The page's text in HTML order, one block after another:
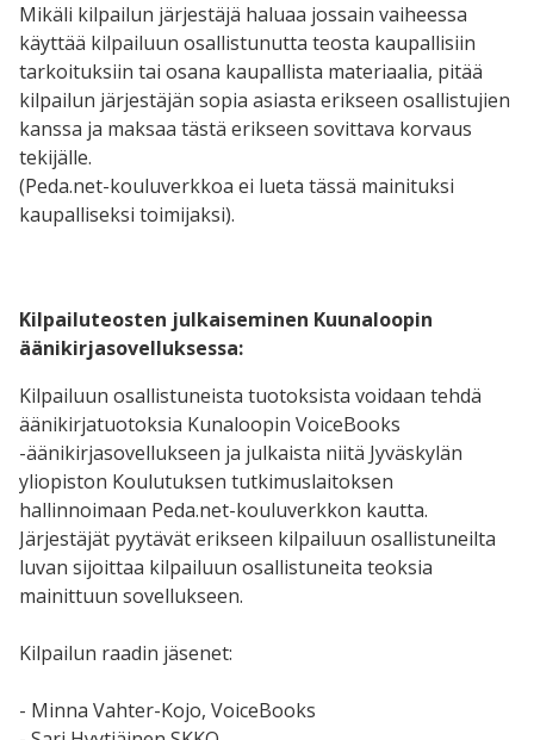
Mikäli kilpailun järjestäjä haluaa jossain vaiheessa
käyttää kilpailuun osallistunutta teosta kaupallisiin
tarkoituksiin tai osana kaupallista materiaalia, pitää
kilpailun järjestäjän sopia asiasta erikseen osallistujien
kanssa ja maksaa tästä erikseen sovittava korvaus
tekijälle.
(Peda.net-kouluverkkoa ei lueta tässä mainituksi
kaupalliseksi toimijaksi).
Kilpailuteosten julkaiseminen Kuunaloopin
äänikirjasovelluksessa:
Kilpailuun osallistuneista tuotoksista voidaan tehdä
äänikirjatuotoksia Kunaloopin VoiceBooks
-äänikirjasovellukseen ja julkaista niitä Jyväskylän
yliopiston Koulutuksen tutkimuslaitoksen
hallinnoimaan Peda.net-kouluverkkon kautta.
Järjestäjät pyytävät erikseen kilpailuun osallistuneilta
luvan sijoittaa kilpailuun osallistuneita teoksia
mainittuun sovellukseen.
Kilpailun raadin jäsenet:
- Minna Vahter-Kojo, VoiceBooks